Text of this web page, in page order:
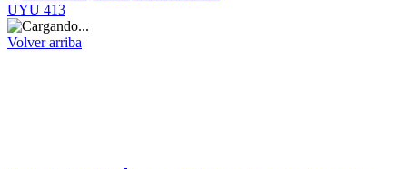
UYU 413
Volver arriba